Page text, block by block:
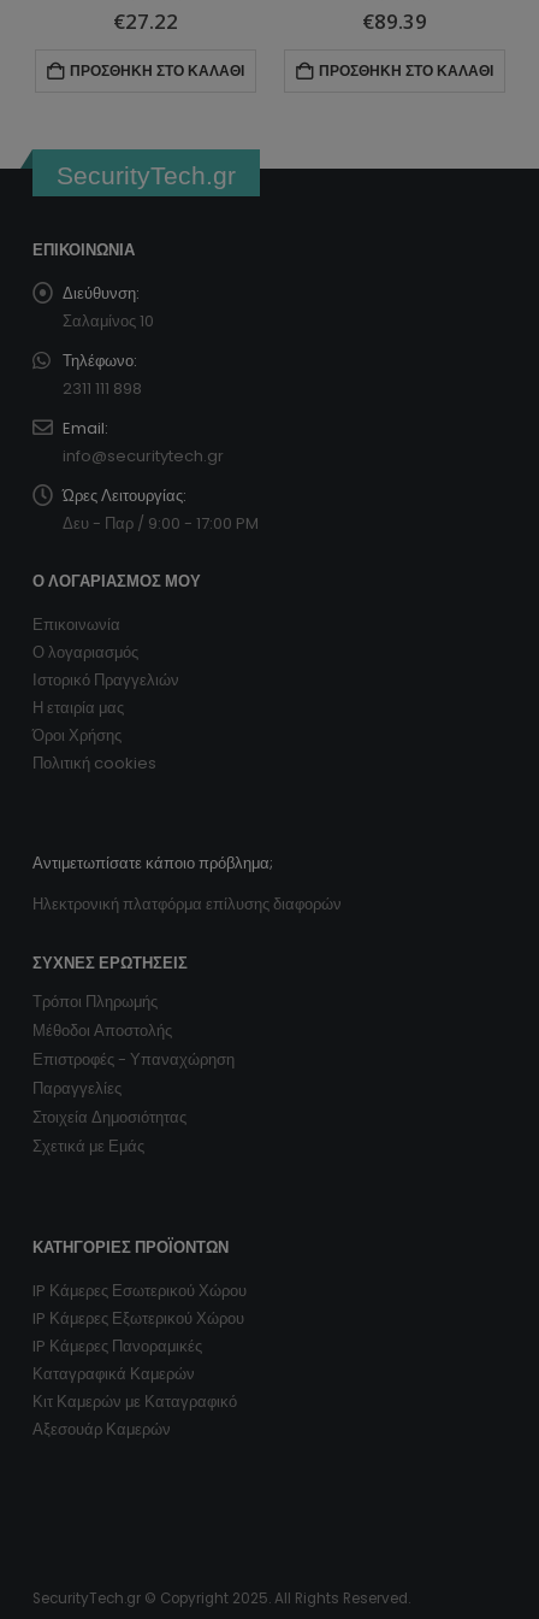
0ΣΤΑ
€89.39
ΠΡΟΣΘΉΚΗ ΣΤΟ ΚΑΛΆΘΙ
0ΣΤΑ
€125.13
ΔΙΑΒΆΣΤΕ ΠΕΡΙΣΣΌΤΕΡΑ
SecurityTech.gr
ΕΠΙΚΟΙΝΩΝΊΑ
Διεύθυνση:
Σαλαμίνος 10
Τηλέφωνο:
2311 111 898
Email:
info@securitytech.gr
Ώρες Λειτουργίας:
Δευ - Παρ / 9:00 - 17:00 PM
Ο ΛΟΓΑΡΙΑΣΜΌΣ ΜΟΥ
Επικοινωνία
Ο λογαριασμός
Ιστορικό Πραγγελιών
Η εταιρία μας
Όροι Χρήσης
Πολιτική cookies
Αντιμετωπίσατε κάποιο πρόβλημα;
Ηλεκτρονική πλατφόρμα επίλυσης διαφορών
ΣΥΧΝΈΣ ΕΡΩΤΉΣΕΙΣ
Τρόποι Πληρωμής
Μέθοδοι Αποστολής
Επιστροφές - Υπαναχώρηση
Παραγγελίες
Στοιχεία Δημοσιότητας
Σχετικά με Εμάς
ΚΑΤΗΓΟΡΊΕΣ ΠΡΟΪΌΝΤΩΝ
IP Κάμερες Εσωτερικού Χώρου
IP Κάμερες Εξωτερικού Χώρου
IP Κάμερες Πανοραμικές
Καταγραφικά Καμερών
Κιτ Καμερών με Καταγραφικό
Αξεσουάρ Καμερών
SecurityTech.gr © Copyright 2025. All Rights Reserved.